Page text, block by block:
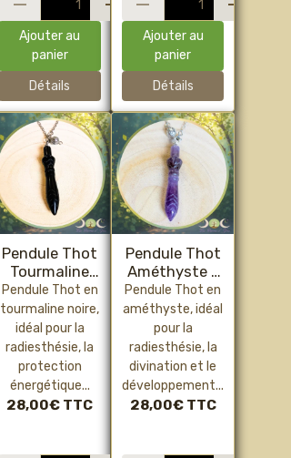
Ajouter au
panier
Détails
Ajouter au
panier
Détails
Pendule Thot
Tourmaline
Noire –
Radiesthésie,
protection et
ancrage
profond
Pendule Thot en
tourmaline noire,
idéal pour la
radiesthésie, la
protection
énergétique...
28,00€ TTC
Pendule Thot
Améthyste –
Radiesthésie,
intuition et
guidance
spirituelle
Pendule Thot en
améthyste, idéal
pour la
radiesthésie, la
divination et le
développement...
28,00€ TTC